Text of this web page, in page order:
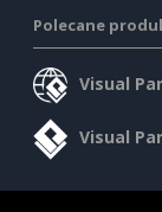
Polecane
Visual
Visual